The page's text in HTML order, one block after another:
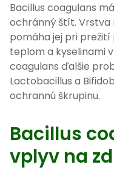
Bacillus coagulans
ochránný štít. Vrstva
pomáha jej pri
teplom a kyselinami
coagulans ďalšie
Lactobacillus a
ochrannú škrupinu.
Bacillus
vplyv na